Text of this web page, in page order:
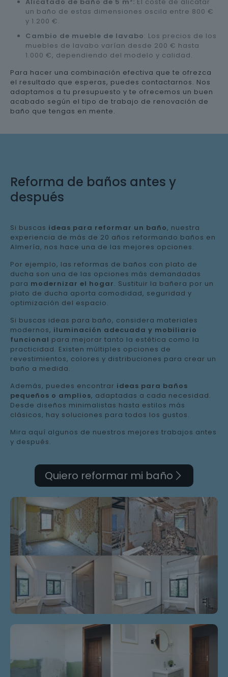
un baño de estas dimensiones oscila entre 800 €
y 1.200 €.
Cambio de mueble de lavabo: Los precios de los
muebles de lavabo varían desde 200 € hasta
1.000 €, dependiendo del modelo y calidad.
Para hacer una combinación efectiva que te ofrezca
el resultado que esperas, puedes contactarnos. Nos
adaptamos a tu presupuesto y te ofrecemos un buen
acabado según el tipo de trabajo de renovación de
baño que tengas en mente.
Reforma de baños antes y
después
Si buscas ideas para reformar un baño, nuestra
experiencia de más de 20 años reformando baños en
Almería, nos hace una de las mejores opciones.
Por ejemplo, las reformas de baños con plato de
ducha son una de las opciones más demandadas
para modernizar el hogar. Sustituir la bañera por un
plato de ducha aporta comodidad, seguridad y
optimización del espacio.
Si buscas ideas para baño, considera materiales
modernos, iluminación adecuada y mobiliario
funcional para mejorar tanto la estética como la
practicidad. Existen múltiples opciones de
revestimientos, colores y distribuciones para crear un
baño a medida.
Además, puedes encontrar ideas para baños
pequeños o amplios, adaptadas a cada necesidad.
Desde diseños minimalistas hasta estilos más
clásicos, hay soluciones para todos los gustos.
Mira aquí algunos de nuestros mejores trabajos antes
y después.
Quiero reformar mi baño